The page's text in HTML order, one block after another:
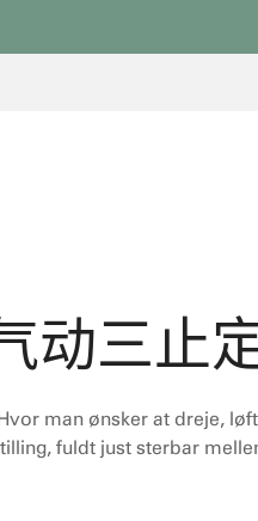
动三止
man ønsker at dreje,
fuldt just sterbar